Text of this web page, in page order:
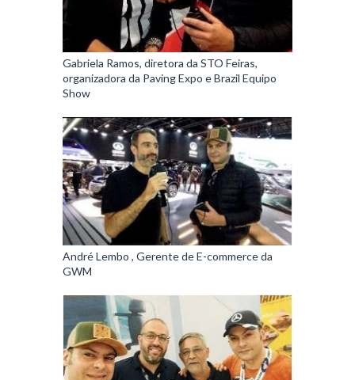
Gabriela Ramos, diretora da STO Feiras,
organizadora da Paving Expo e Brazil Equipo
Show
André Lembo , Gerente de E-commerce da
GWM